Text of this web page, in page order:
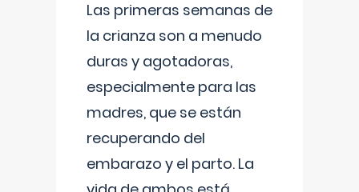
Las primeras semanas de
la crianza son a menudo
duras y agotadoras,
especialmente para las
madres, que se están
recuperando del
embarazo y el parto. La